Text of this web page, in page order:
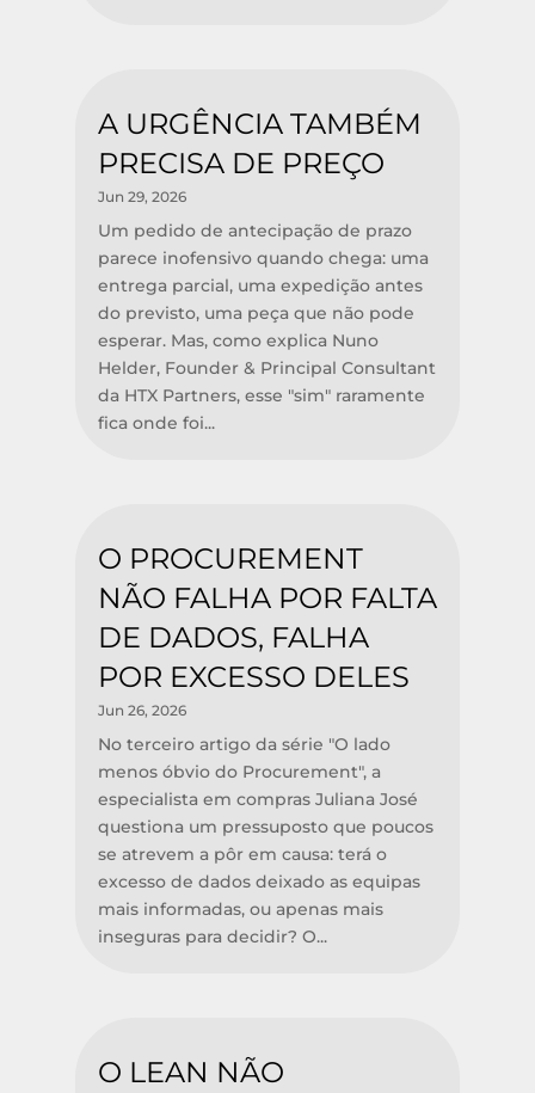
A URGÊNCIA TAMBÉM
PRECISA DE PREÇO
Jun 29, 2026
Um pedido de antecipação de prazo
parece inofensivo quando chega: uma
entrega parcial, uma expedição antes
do previsto, uma peça que não pode
esperar. Mas, como explica Nuno
Helder, Founder & Principal Consultant
da HTX Partners, esse "sim" raramente
fica onde foi...
O PROCUREMENT
NÃO FALHA POR FALTA
DE DADOS, FALHA
POR EXCESSO DELES
Jun 26, 2026
No terceiro artigo da série "O lado
menos óbvio do Procurement", a
especialista em compras Juliana José
questiona um pressuposto que poucos
se atrevem a pôr em causa: terá o
excesso de dados deixado as equipas
mais informadas, ou apenas mais
inseguras para decidir? O...
O LEAN NÃO